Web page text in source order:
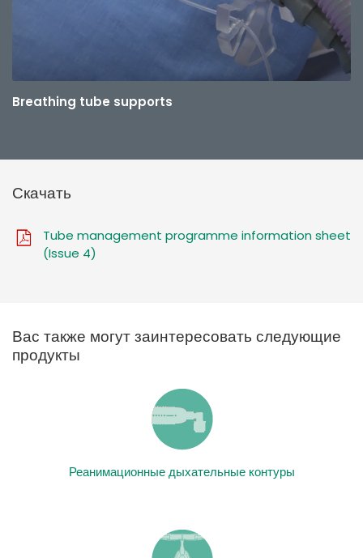
Breathing tube supports
Скачать
Tube management programme information sheet
(Issue 4)
Вас также могут заинтересовать следующие
продукты
Реанимационные дыхательные контуры